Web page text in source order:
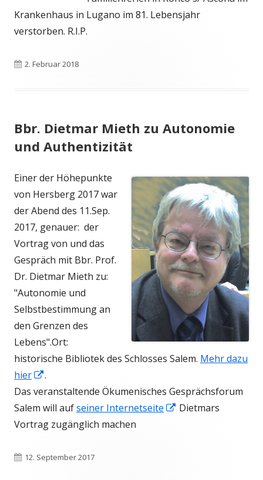
Krankenhaus in Lugano im 81. Lebensjahr
verstorben. R.I.P.
Veröffentlicht
2. Februar 2018
Bbr. Dietmar Mieth zu Autonomie
und Authentizität
Einer der Höhepunkte
von Hersberg 2017 war
der Abend des 11.Sep.
2017, genauer: der
Vortrag von und das
Gespräch mit Bbr. Prof.
Dr. Dietmar Mieth zu:
"Autonomie und
Selbstbestimmung an
den Grenzen des
Lebens".Ort:
historische Bibliotek des Schlosses Salem. Mehr dazu
hier
In
neuem
Fenster
öffnen
.
Das veranstaltende Ökumenisches Gesprächsforum
Salem will aufseiner Internetseite
In
Dietmars
Vortrag zugänglich machen
Veröffentlicht
12. September 2017